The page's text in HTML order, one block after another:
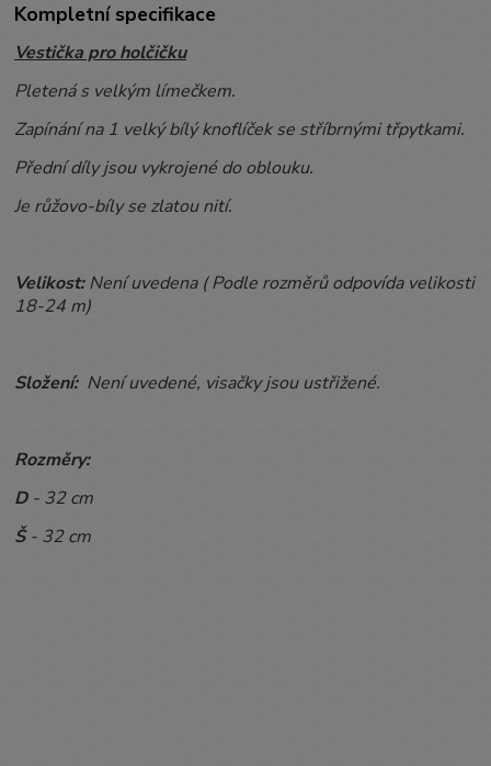
Kompletní specifikace
Vestička pro holčičku
Pletená s velkým límečkem.
Zapínání na 1 velký bílý knoflíček se stříbrnými třpytkami.
Přední díly jsou vykrojené do oblouku.
Je růžovo-bíly se zlatou nití.
Velikost:Není uvedena ( Podle rozměrů odpovída velikosti
18-24 m)
Složení: Není uvedené, visačky jsou ustřižené.
Rozměry:
D - 32 cm
Š- 32 cm